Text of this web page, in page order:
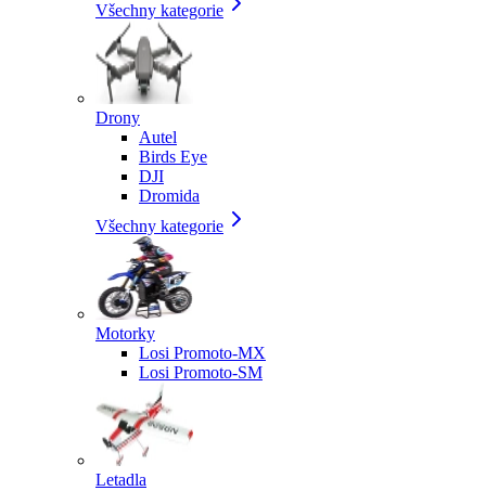
Všechny kategorie
Drony
Autel
Birds Eye
DJI
Dromida
Všechny kategorie
Motorky
Losi Promoto-MX
Losi Promoto-SM
Letadla